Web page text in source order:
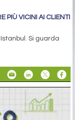
PIÙ VICINI AI CLIENTI
Si guarda